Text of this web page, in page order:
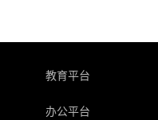
教育平台
办公平台